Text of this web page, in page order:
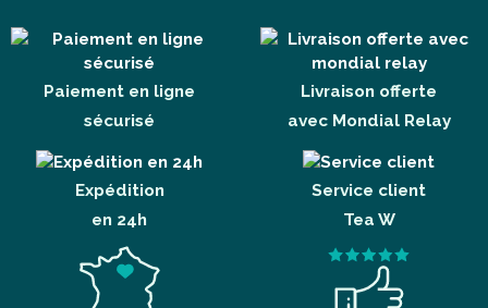
Paiement en ligne
sécurisé
Livraison offerte
avec Mondial Relay
Expédition
en 24h
Service client
Tea W